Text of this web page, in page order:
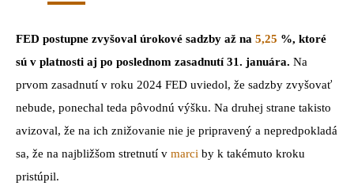
FED postupne zvyšoval úrokové sadzby až na 5,25 %, ktoré
sú v platnosti aj po poslednom zasadnutí 31. januára. Na
prvom zasadnutí v roku 2024 FED uviedol, že sadzby zvyšovať
nebude, ponechal teda pôvodnú výšku. Na druhej strane takisto
avizoval, že na ich znižovanie nie je pripravený a nepredpokladá
sa, že na najbližšom stretnutí v marci by k takémuto kroku
pristúpil.